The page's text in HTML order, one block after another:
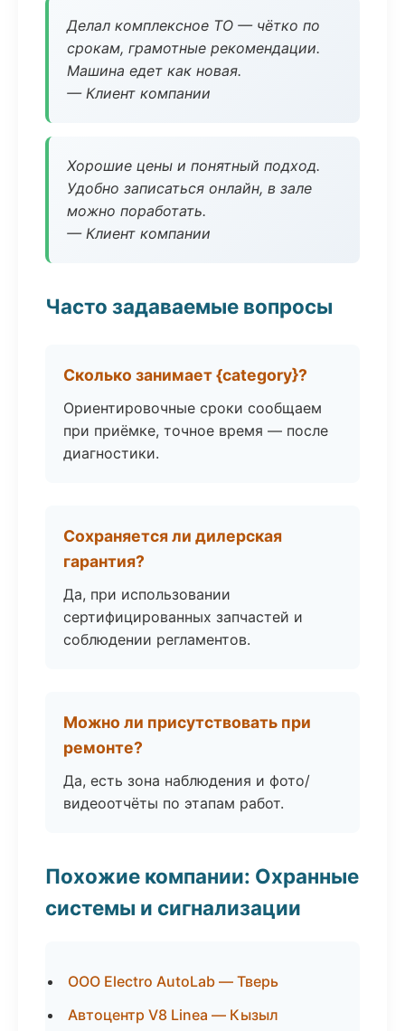
Делал комплексное ТО — чётко по
срокам, грамотные рекомендации.
Машина едет как новая.
— Клиент компании
Хорошие цены и понятный подход.
Удобно записаться онлайн, в зале
можно поработать.
— Клиент компании
Часто задаваемые вопросы
Сколько занимает {category}?
Ориентировочные сроки сообщаем
при приёмке, точное время — после
диагностики.
Сохраняется ли дилерская
гарантия?
Да, при использовании
сертифицированных запчастей и
соблюдении регламентов.
Можно ли присутствовать при
ремонте?
Да, есть зона наблюдения и фото/
видеоотчёты по этапам работ.
Похожие компании: Охранные
системы и сигнализации
ООО Electro AutoLab — Тверь
Автоцентр V8 Linea — Кызыл